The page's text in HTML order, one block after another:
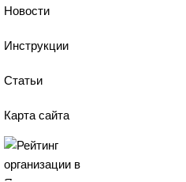
Новости
Инструкции
Статьи
Карта сайта